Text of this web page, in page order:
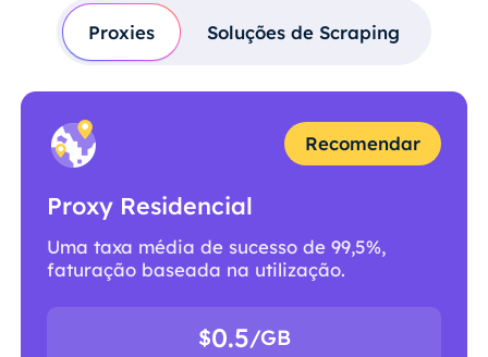
Proxies Soluções de Scraping
Recomendar
Proxy Residencial
Uma taxa média de sucesso de 99,5%,
faturação baseada na utilização.
$0.5/GB